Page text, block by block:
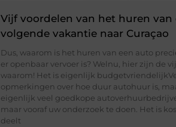
Vijf voordelen van het huren
volgende vakantie naar Curaçao
Dus, waarom is het huren van een auto
er openbaar vervoer is? Welnu, hier zijn de
waarom! Het is eigenlijk
opmerkingen over hoe duur autohuur is,
eigenlijk veel goedkope
maar vooraf uw onderzoek te doen. Het is
deelt